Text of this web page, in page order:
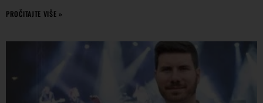
PROČITAJTE VIŠE »